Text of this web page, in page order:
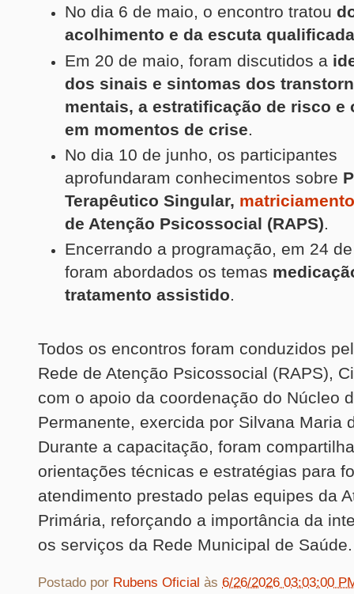
No dia 6 de maio, o encontro tratou
acolhimento e da escuta qualificada
Em 20 de maio, foram discutidos a
dos sinais e sintomas dos
mentais, a estratificação de risco e
em momentos de crise.
No dia 10 de junho, os participantes
aprofundaram conhecimentos sobre
Terapêutico Singular, matriciamento
de Atenção Psicossocial (RAPS).
Encerrando a programação, em 24
foram abordados os temas
tratamento assistido.
Todos os encontros foram conduzidos
Rede de Atenção Psicossocial (RAPS),
com o apoio da coordenação do Núcleo
Permanente, exercida por Silvana Maria
Durante a capacitação, foram
orientações técnicas e estratégias para
atendimento prestado pelas equipes da
Primária, reforçando a importância da
os serviços da Rede Municipal de Saúde.
Postado por Rubens Oficial às 6/26/2026 03:03:00